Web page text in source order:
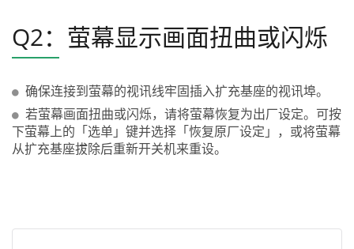
Q2：萤幕显示画面扭曲或闪烁
确保连接到萤幕的视讯线牢固插入扩充基座的视讯埠。
若萤幕画面扭曲或闪烁，请将萤幕恢复为出厂设定。可按
下萤幕上的「选单」键并选择「恢复原厂设定」，或将萤幕
从扩充基座拔除后重新开关机来重设。